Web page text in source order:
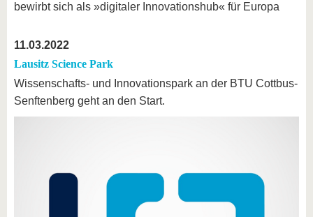
bewirbt sich als »digitaler Innovationshub« für Europa
11.03.2022
Lausitz Science Park
Wissenschafts- und Innovationspark an der BTU Cottbus-
Senftenberg geht an den Start.